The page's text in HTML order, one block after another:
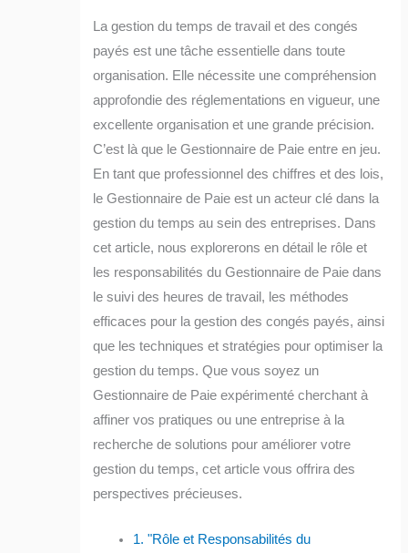
La gestion du temps de travail et des congés
payés est une tâche essentielle dans toute
organisation. Elle nécessite une compréhension
approfondie des réglementations en vigueur, une
excellente organisation et une grande précision.
C’est là que le Gestionnaire de Paie entre en jeu.
En tant que professionnel des chiffres et des lois,
le Gestionnaire de Paie est un acteur clé dans la
gestion du temps au sein des entreprises. Dans
cet article, nous explorerons en détail le rôle et
les responsabilités du Gestionnaire de Paie dans
le suivi des heures de travail, les méthodes
efficaces pour la gestion des congés payés, ainsi
que les techniques et stratégies pour optimiser la
gestion du temps. Que vous soyez un
Gestionnaire de Paie expérimenté cherchant à
affiner vos pratiques ou une entreprise à la
recherche de solutions pour améliorer votre
gestion du temps, cet article vous offrira des
perspectives précieuses.
1. "Rôle et Responsabilités du